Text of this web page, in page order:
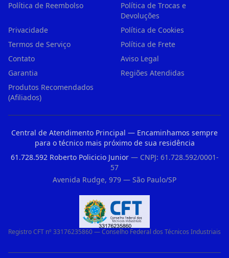
Política de Reembolso
Política de Trocas e
Devoluções
Privacidade
Política de Cookies
Termos de Serviço
Política de Frete
Contato
Aviso Legal
Garantia
Regiões Atendidas
Produtos Recomendados
(Afiliados)
Central de Atendimento Principal — Encaminhamos sempre
para o técnico mais próximo de sua residência
61.728.592 Roberto Policicio Junior— CNPJ: 61.728.592/0001-
57
Avenida Rudge, 979 — São Paulo/SP
Registro CFT nº 33176235860 — Conselho Federal dos Técnicos Industriais